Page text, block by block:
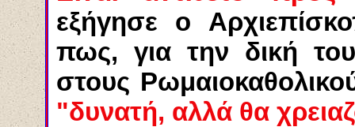
εξήγησε ο
πως, για την δική
στους
"δυνατή, αλλά θα